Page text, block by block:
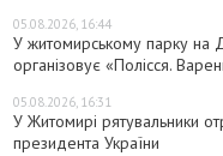
05.08.2026, 16:44
У житомирському парку на
організовує «Полісся.
05.08.2026, 16:31
У Житомирі рятувальники
президента України